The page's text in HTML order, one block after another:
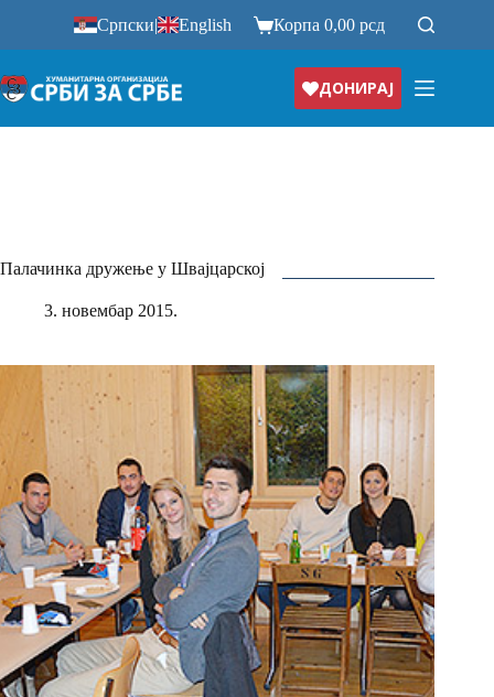
Српски| English Корпа0,00рсд
ДОНИРАЈ
Палачинка дружење у Швајцарској
3. новембар 2015.